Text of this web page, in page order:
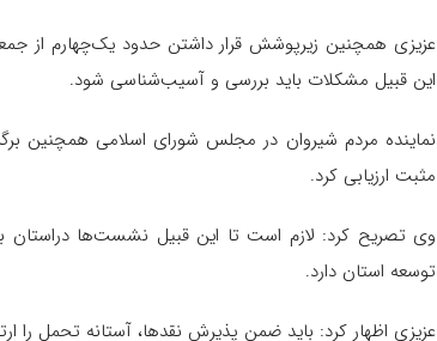
عزیزی همچنین زیرپوشش قرار داشتن حدود یک‌چهارم از
این قبیل مشکلات باید بررسی و آسیب‌شناسی شود.
نماینده مردم شیروان در مجلس شورای اسلامی همچنین
مثبت ارزیابی کرد.
وی تصریح کرد: لازم است تا این قبیل نشست‌ها دراستان
توسعه استان دارد.
عزیزی اظهار کرد: باید ضمن پذیرش نقدها، آستانه تحمل را